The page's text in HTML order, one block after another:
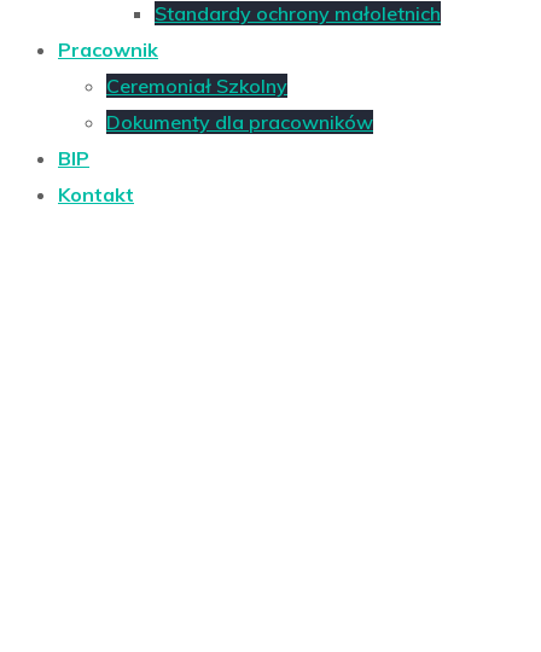
Standardy ochrony małoletnich
Pracownik
Ceremoniał Szkolny
Dokumenty dla pracowników
BIP
Kontakt